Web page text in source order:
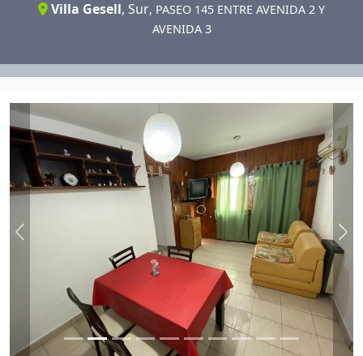
Villa Gesell, Sur, PASEO 145 ENTRE AVENIDA 2 Y
AVENIDA 3
Previous